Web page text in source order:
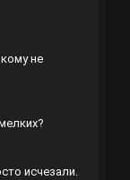
не
исчезали.